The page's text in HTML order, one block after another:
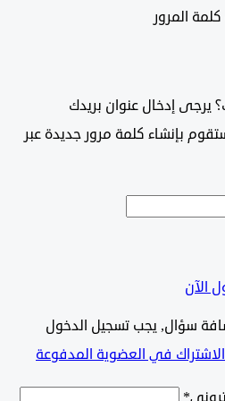
إدخال عنوان بريدك
كلمة مرور جديدة عبر
يجب تسجيل الدخول
في العضوية المدفوعة